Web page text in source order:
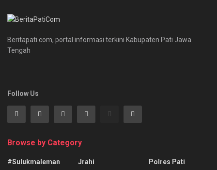
Beritapati.com, portal informasi terkini Kabupaten Pati Jawa
Tengah
Follow Us
Browse by Category
#sulukmaleman
Jrahi
Polres Pati